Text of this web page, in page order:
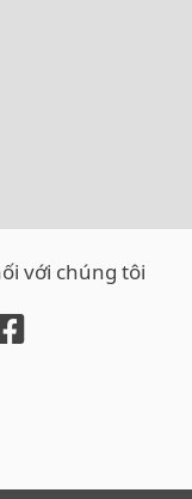
với chúng tôi